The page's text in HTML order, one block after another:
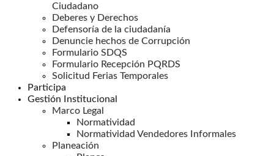
Ciudadano
Deberes y Derechos
Defensoría de la ciudadanía
Denuncie hechos de Corrupción
Formulario SDQS
Formulario Recepción PQRDS
Solicitud Ferias Temporales
Participa
Gestión Institucional
Marco Legal
Normatividad
Normatividad Vendedores Informales
Planeación